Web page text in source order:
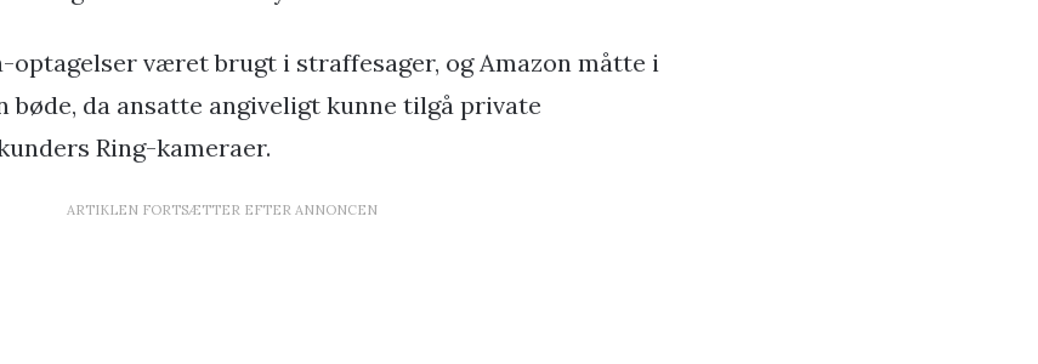
optagelser været brugt i straffesager, og Amazon måtte i
bøde, da ansatte angiveligt kunne tilgå private
Ring-kameraer.
ARTIKLEN FORTSÆTTER EFTER ANNONCEN